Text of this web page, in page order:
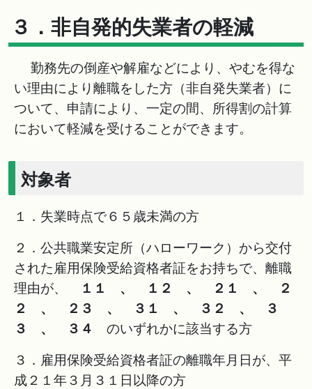
３．非自発的失業者の軽減
勤務先の倒産や解雇などにより、やむを得な
い理由により離職をした方（非自発失業者）に
ついて、申請により、一定の間、所得割の計算
において軽減を受けることができます。
対象者
１．失業時点で６５歳未満の方
２．公共職業安定所（ハローワーク）から交付
された雇用保険受給資格者証をお持ちで、離職
理由が、
１１ 、 １２ 、 ２１ 、 ２
２ 、 ２３ 、 ３１ 、 ３２ 、 ３
３ 、 ３４ のいずれかに該当する方
３．雇用保険受給資格者証の離職年月日が、平
成２１年３月３１日以降の方